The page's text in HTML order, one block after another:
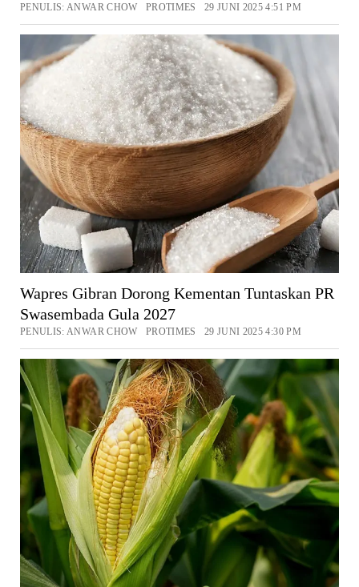
PENULIS: ANWAR CHOW PROTIMES 29 JUNI 2025 4:51 PM
Wapres Gibran Dorong Kementan Tuntaskan PR
Swasembada Gula 2027
PENULIS: ANWAR CHOW PROTIMES 29 JUNI 2025 4:30 PM